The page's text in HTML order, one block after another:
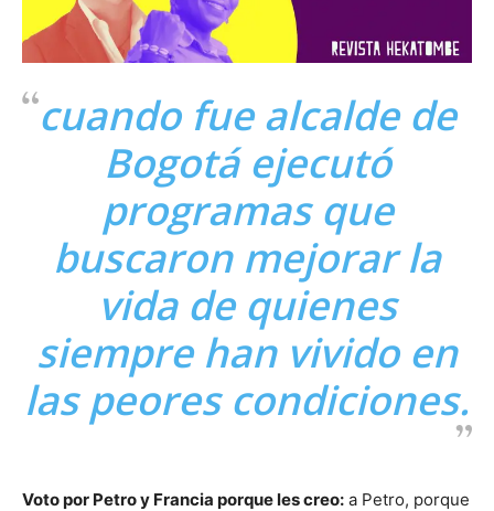
cuando fue alcalde de
Bogotá ejecutó
programas que
buscaron mejorar la
vida de quienes
siempre han vivido en
las peores condiciones.
Voto por Petro y Francia porque les creo: a Petro, porque